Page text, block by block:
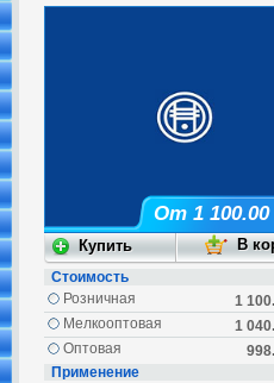
От 1 100.00
Стоимость
1
Розничная
1
Мелкооптовая
Оптовая
Применение